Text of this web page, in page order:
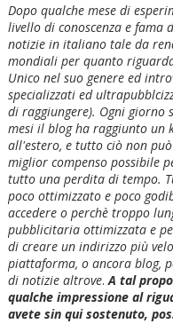
Dopo qualche mese di
livello di conoscenza e
notizie in italiano tale da
mondiali per quanto
Unico nel suo genere ed
specializzati ed
di raggiungere). Ogni giorno
mesi il blog ha raggiunto un
all'estero, e tutto ciò non
miglior compenso possibile
tutto una perdita di tempo.
poco ottimizzato e poco
accedere o perchè troppo
pubblicitaria ottimizzata e
di creare un indirizzo più
piattaforma, o ancora blog,
di notizie altrove. A tal
qualche impressione al
avete sin qui sostenuto,